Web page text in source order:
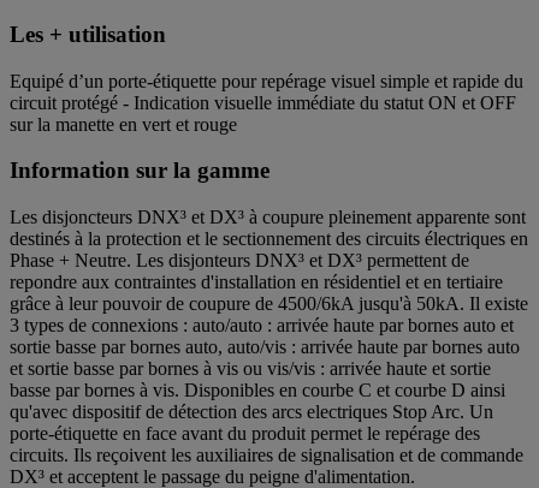
Les + utilisation
Equipé d’un porte-étiquette pour repérage visuel simple et rapide du
circuit protégé - Indication visuelle immédiate du statut ON et OFF
sur la manette en vert et rouge
Information sur la gamme
Les disjoncteurs DNX³ et DX³ à coupure pleinement apparente sont
destinés à la protection et le sectionnement des circuits électriques en
Phase + Neutre. Les disjonteurs DNX³ et DX³ permettent de
repondre aux contraintes d'installation en résidentiel et en tertiaire
grâce à leur pouvoir de coupure de 4500/6kA jusqu'à 50kA. Il existe
3 types de connexions : auto/auto : arrivée haute par bornes auto et
sortie basse par bornes auto, auto/vis : arrivée haute par bornes auto
et sortie basse par bornes à vis ou vis/vis : arrivée haute et sortie
basse par bornes à vis. Disponibles en courbe C et courbe D ainsi
qu'avec dispositif de détection des arcs electriques Stop Arc. Un
porte-étiquette en face avant du produit permet le repérage des
circuits. Ils reçoivent les auxiliaires de signalisation et de commande
DX³ et acceptent le passage du peigne d'alimentation.